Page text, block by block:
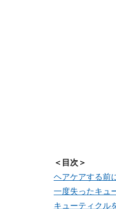
＜目次＞
ヘアケアする前
一度失ったキュ
キューティクル